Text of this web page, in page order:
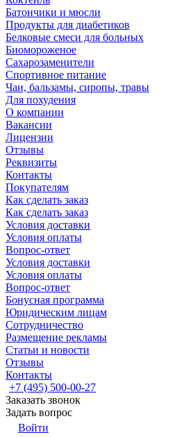
Батончики и мюсли
Продукты для диабетиков
Белковые смеси для больных
Биомороженое
Сахарозаменители
Спортивное питание
Чаи, бальзамы, сиропы, травы
Для похудения
О компании
Вакансии
Лицензии
Отзывы
Реквизиты
Контакты
Покупателям
Как сделать заказ
Как сделать заказ
Условия доставки
Условия оплаты
Вопрос-ответ
Условия доставки
Условия оплаты
Вопрос-ответ
Бонусная программа
Юридическим лицам
Сотрудничество
Размещение рекламы
Статьи и новости
Отзывы
Контакты
+7 (495) 500-00-27
Заказать звонок
Задать вопрос
Войти